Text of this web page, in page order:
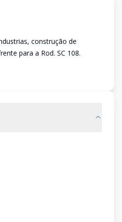
construção de
para a Rod. SC 108.